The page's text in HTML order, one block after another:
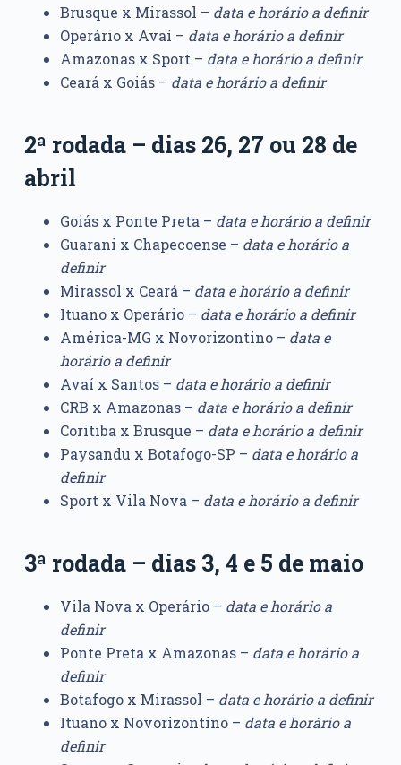
Brusque x Mirassol – data e horário a definir
Operário x Avaí – data e horário a definir
Amazonas x Sport – data e horário a definir
Ceará x Goiás – data e horário a definir
2ª rodada – dias 26, 27 ou 28 de
abril
Goiás x Ponte Preta – data e horário a definir
Guarani x Chapecoense – data e horário a
definir
Mirassol x Ceará – data e horário a definir
Ituano x Operário – data e horário a definir
América-MG x Novorizontino – data e
horário a definir
Avaí x Santos – data e horário a definir
CRB x Amazonas – data e horário a definir
Coritiba x Brusque – data e horário a definir
Paysandu x Botafogo-SP – data e horário a
definir
Sport x Vila Nova – data e horário a definir
3ª rodada – dias 3, 4 e 5 de maio
Vila Nova x Operário – data e horário a
definir
Ponte Preta x Amazonas – data e horário a
definir
Botafogo x Mirassol – data e horário a definir
Ituano x Novorizontino – data e horário a
definir